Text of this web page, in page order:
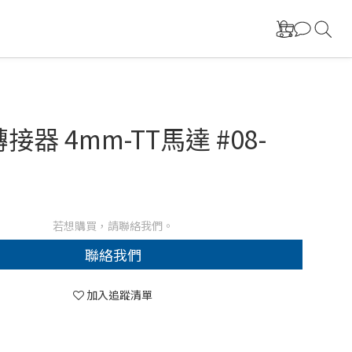
器 4mm-TT馬達 #08-
若想購買，請聯絡我們。
聯絡我們
加入追蹤清單